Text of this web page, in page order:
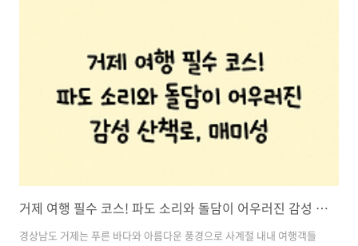
거제 여행 필수 코스! 파도 소리와 돌담이 어우러진 감성 산책로, 매미성
경상남도 거제는 푸른 바다와 아름다운 풍경으로 사계절 내내 여행객들